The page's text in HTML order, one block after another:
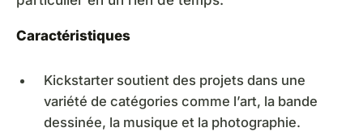
Caractéristiques
Kickstarter soutient des projets dans une
variété de catégories comme l’art, la bande
dessinée, la musique et la photographie.